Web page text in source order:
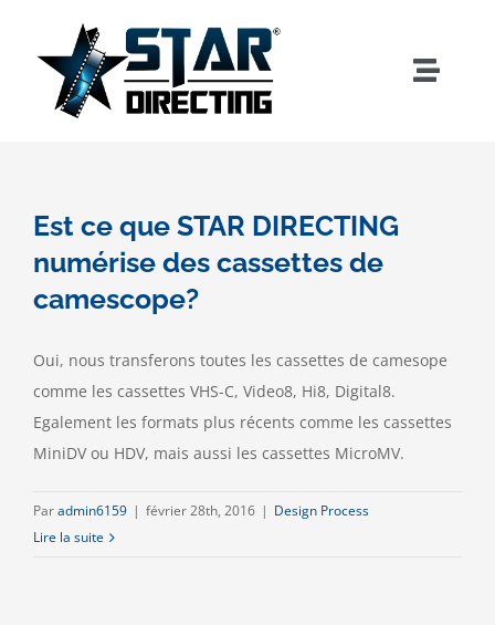
contenu
Toggle
POST PRODUCTION & SERVICES
CONTACT & INFORMATIONS
Est ce que STAR DIRECTING
numérise des cassettes de
camescope?
Oui, nous transferons toutes les cassettes de camesope
comme les cassettes VHS-C, Video8, Hi8, Digital8.
Egalement les formats plus récents comme les cassettes
MiniDV ou HDV, mais aussi les cassettes MicroMV.
Paradmin6159 | février 28th, 2016 | Design Process
Lire la suite